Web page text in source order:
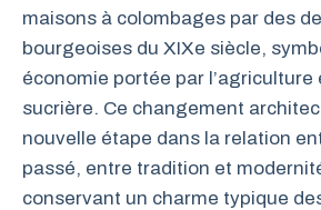
maisons à colombages par des
bourgeoises du XIXe siècle,
économie portée par l’agriculture
sucrière. Ce changement
nouvelle étape dans la relation
passé, entre tradition et
conservant un charme typique